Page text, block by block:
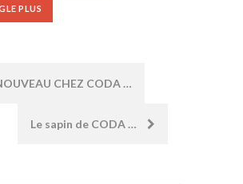
PLUS
CHEZ CODA …
Le sapin de CODA …